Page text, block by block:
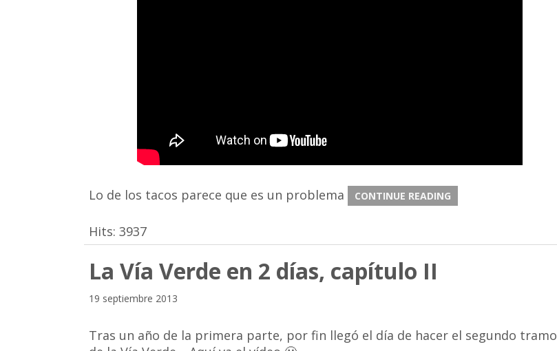
Lo de los tacos parece que es un problema CONTINUE READING
Hits: 3937
La Vía Verde en 2 días, capítulo II
19 septiembre 2013
Tras un año de la primera parte, por fin llegó el día de hacer el segundo tramo